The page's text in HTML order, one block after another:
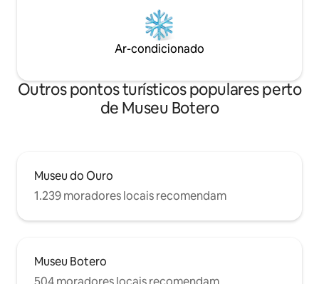
Ar-condicionado
Outros pontos turísticos populares perto
de Museu Botero
Museu do Ouro
1.239 moradores locais recomendam
Museu Botero